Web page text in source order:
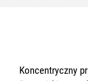
Koncentryczny